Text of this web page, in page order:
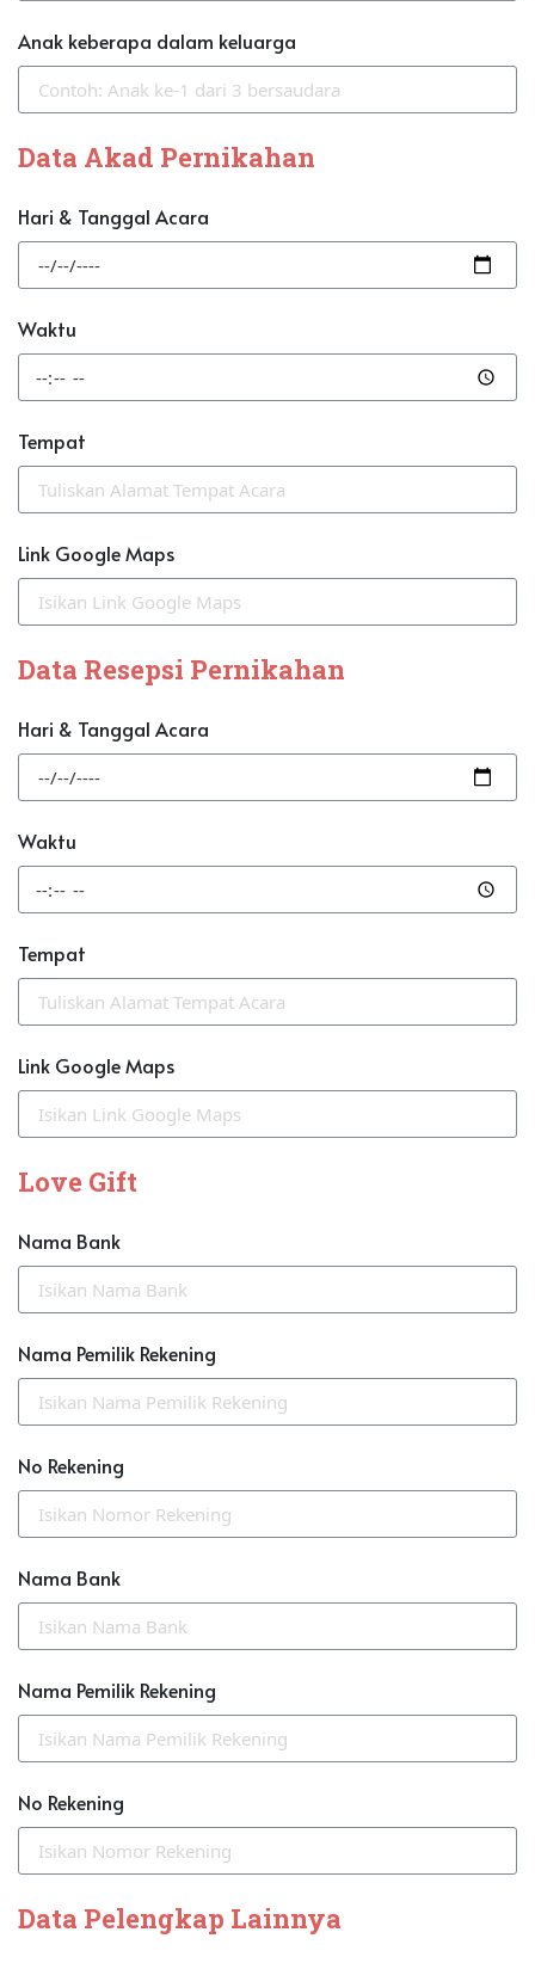
Anak keberapa dalam keluarga
Data Akad Pernikahan
Hari & Tanggal Acara
Waktu
Tempat
Link Google Maps
Data Resepsi Pernikahan
Hari & Tanggal Acara
Waktu
Tempat
Link Google Maps
Love Gift
Nama Bank
Nama Pemilik Rekening
No Rekening
Nama Bank
Nama Pemilik Rekening
No Rekening
Data Pelengkap Lainnya